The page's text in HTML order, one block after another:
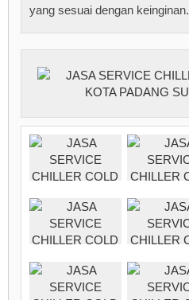
yang sesuai dengan keinginan.